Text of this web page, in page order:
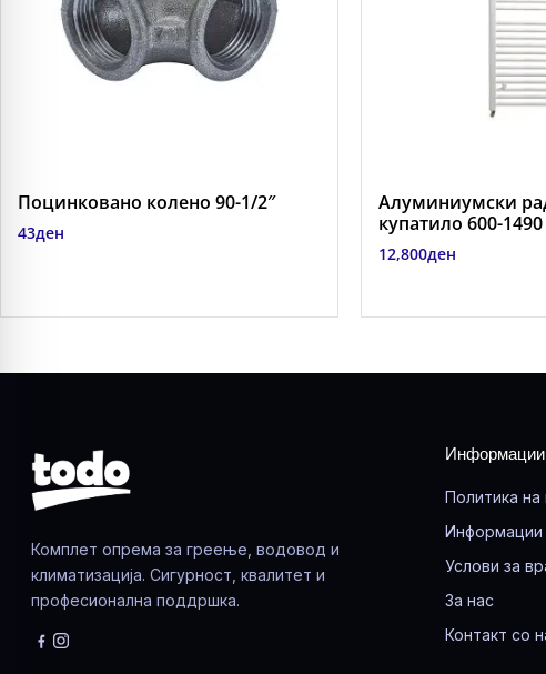
Поцинковано колено 90-1/2″
43ден
Алуминиумски
купатило 600-
12,800ден
Комплет опрема за греење, водовод и
климатизација. Сигурност, квалитет и
професионална поддршка.
Информации
Политика на
Информации
Услови за
За нас
Контакт со